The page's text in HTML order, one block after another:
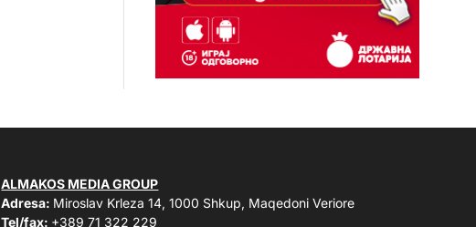
ALMAKOS MEDIA GROUP
Adresa: Miroslav Krleza 14, 1000 Shkup, Maqedoni Veriore
Tel/fax: +389 71 322 229